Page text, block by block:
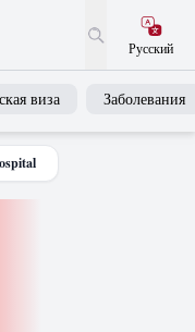
Русский
виза Заболевания